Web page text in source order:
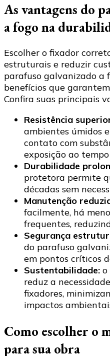
As vantagens do
a fogo na
Escolher o fixador
estruturais e reduzir
parafuso galvanizado a
benefícios que
Confira suas principais
Resistência
ambientes úmidos
contato com
exposição ao
Durabilidade
protetora permite
décadas sem
Manutenção
facilmente, há
frequentes,
Segurança
do parafuso
em pontos críticos
Sustentabilidade: o
reduz a
fixadores,
impactos
Como escolher o
para sua obra